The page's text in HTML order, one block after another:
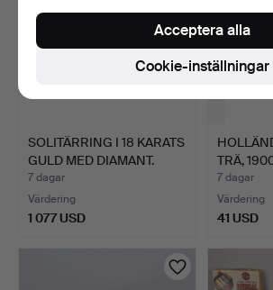
SOLITÄRRING I 18 KARATS
GULD MED DIAMANT.
7 dagar
Värdering
1 077 USD
TRÄ,
7 dagar
Värdering
41 USD
Cookie-inställningar
Acceptera alla